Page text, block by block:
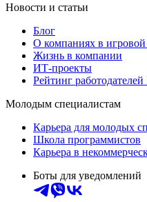
Новости и статьи
Блог
О компаниях в
Жизнь в компании
ИТ-проекты
Рейтинг работодателей
Молодым специалистам
Карьера для молодых
Школа программистов
Карьера в
Боты для уведомлений